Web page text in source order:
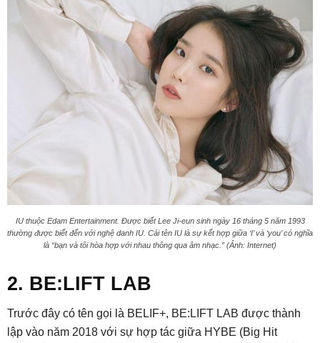
IU thuộc Edam Entertainment. Được biết Lee Ji-eun sinh ngày 16 tháng 5 năm 1993
thường được biết đến với nghệ danh IU. Cái tên IU là sự kết hợp giữa ‘I’ và ‘you’ có nghĩa
là “bạn và tôi hòa hợp với nhau thông qua âm nhạc.” (Ảnh: Internet)
2. BE:LIFT LAB
Trước đây có tên gọi là BELIF+, BE:LIFT LAB được thành
lập vào năm 2018 với sự hợp tác giữa HYBE (Big Hit